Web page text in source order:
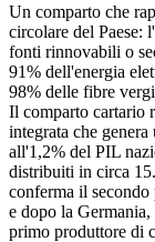
Un comparto che
circolare del Paese:
fonti rinnovabili o
91% dell'energia
98% delle fibre
Il comparto cartario
integrata che
all'1,2% del PIL
distribuiti in circa
conferma il
e dopo la
primo produttore di